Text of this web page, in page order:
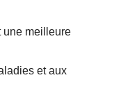
une meilleure
et aux